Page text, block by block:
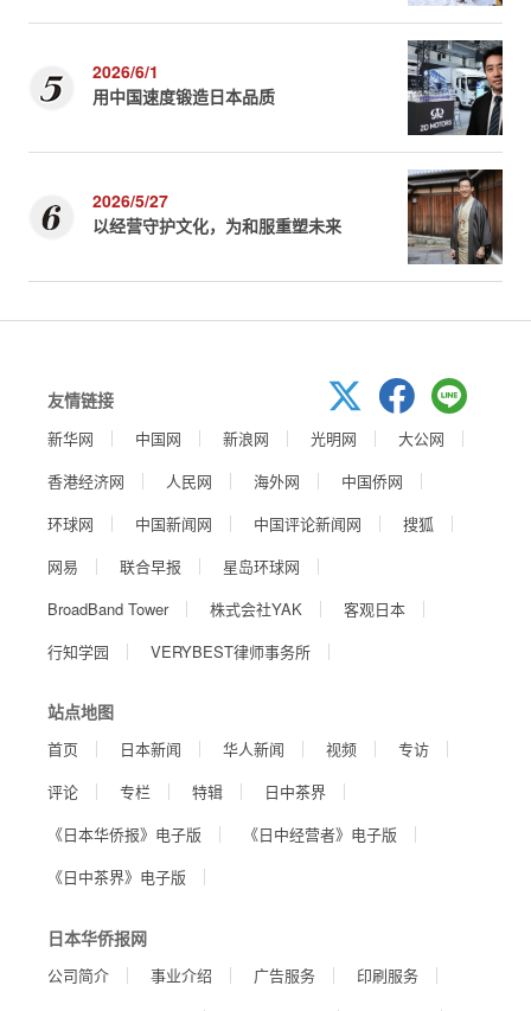
2026/6/1
用中国速度锻造日本品质
2026/5/27
以经营守护文化，为和服重塑未来
友情链接
新华网 中国网 新浪网 光明网
大公网
香港经济网
人民网 海外网
中国侨网
环球网
中国新闻网 中国评论新闻网
搜狐
网易
联合早报
星岛环球网
BroadBand Tower
株式会社YAK
客观日本
行知学园
VERYBEST律师事务所
站点地图
首页 日本新闻 华人新闻 视频
专访
评论
专栏 特辑
日中茶界
《日本华侨报》电子版
《日中经营者》电子版
《日中茶界》电子版
日本华侨报网
公司简介 事业介绍 广告服务
印刷服务